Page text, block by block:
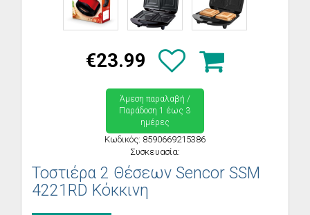
€23.99
Άμεση παραλαβή /
Παράδoση 1 έως 3
ημέρες
Κωδικός: 8590669215386
Συσκευασία:
Τοστιέρα 2 Θέσεων Sencor SSM
4221RD Κόκκινη